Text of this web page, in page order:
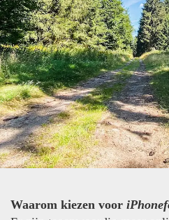
Waarom kiezen voor